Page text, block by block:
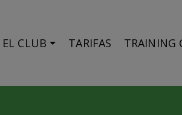
EL CLUB TARIFAS TRAINING